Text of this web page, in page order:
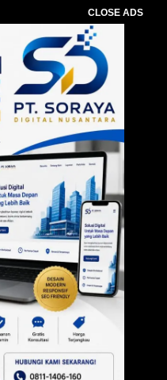
CLOSE ADS